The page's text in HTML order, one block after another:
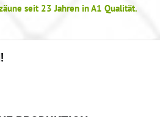
seit 23 Jahren in A1 Qualität.